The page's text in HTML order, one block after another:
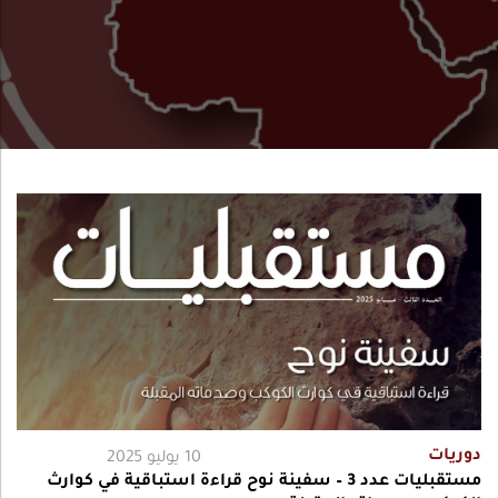
دوريات
10 يوليو 2025
مستقبليات عدد 3 – سفينة نوح قراءة استباقية في كوارث